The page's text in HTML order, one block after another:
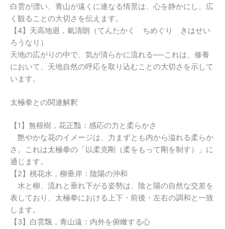
白雲が漂い、青山が遠くに連なる情景は、心を静かにし、広
く観ることの大切さを伝えます。
【4】天高地迴，氣清朗（てんたかく ちめぐり きはせい
ろうなり）
天地の広がりの中で、気が清らかに流れる──これは、修養
において、天地自然の呼応を取り込むことの大切さを示して
います。
太極拳との関連解釈
【1】無根樹，花正豔：感応の力と柔らかさ
艶やかな花のイメージは、力まずとも内から溢れる柔らか
さ。これは太極拳の「以柔克剛（柔をもって剛を制す）」に
通じます。
【2】桃花水，柳垂岸：陰陽の沖和
水と柳、流れと垂れ下がる姿勢は、陰と陽の自然な交差を
表しており、太極拳における上下・前後・左右の調和と一致
します。
【3】白雲飄，青山遠：内外を俯瞰する心